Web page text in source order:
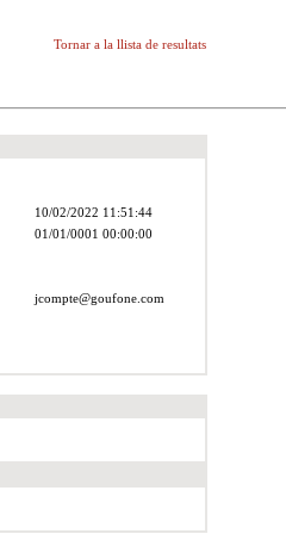
Tornar a la llista de resultats
10/02/2022 11:51:44
01/01/0001 00:00:00
jcompte@goufone.com